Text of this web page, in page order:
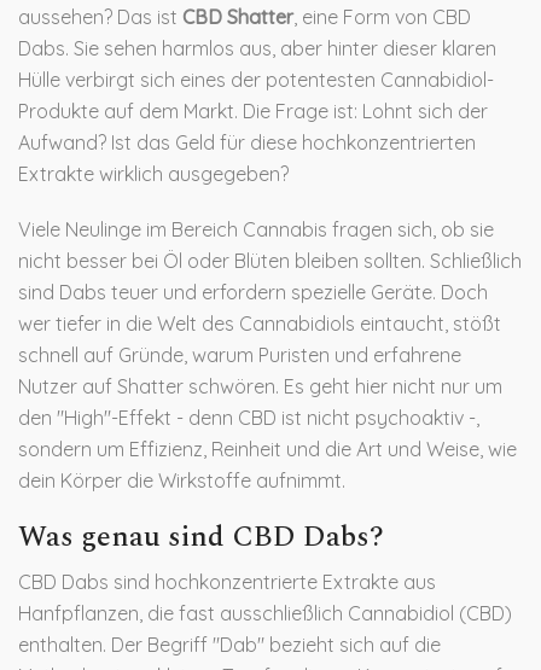
aussehen? Das ist CBD Shatter, eine Form von CBD
Dabs. Sie sehen harmlos aus, aber hinter dieser klaren
Hülle verbirgt sich eines der potentesten Cannabidiol-
Produkte auf dem Markt. Die Frage ist: Lohnt sich der
Aufwand? Ist das Geld für diese hochkonzentrierten
Extrakte wirklich ausgegeben?
Viele Neulinge im Bereich Cannabis fragen sich, ob sie
nicht besser bei Öl oder Blüten bleiben sollten. Schließlich
sind Dabs teuer und erfordern spezielle Geräte. Doch
wer tiefer in die Welt des Cannabidiols eintaucht, stößt
schnell auf Gründe, warum Puristen und erfahrene
Nutzer auf Shatter schwören. Es geht hier nicht nur um
den "High"-Effekt - denn CBD ist nicht psychoaktiv -,
sondern um Effizienz, Reinheit und die Art und Weise, wie
dein Körper die Wirkstoffe aufnimmt.
Was genau sind CBD Dabs?
CBD Dabs sind hochkonzentrierte Extrakte aus
Hanfpflanzen, die fast ausschließlich Cannabidiol (CBD)
enthalten. Der Begriff "Dab" bezieht sich auf die